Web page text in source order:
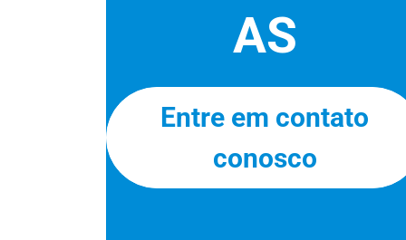
AS
Entre em contato
conosco